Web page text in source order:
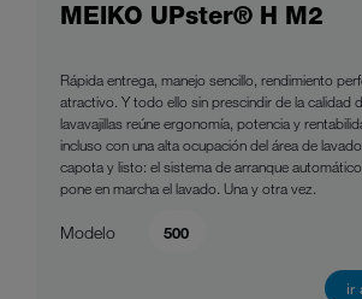
MEIKO UPster® H M2
Rápida entrega, manejo sencillo, rendimiento
atractivo. Y todo ello sin prescindir de la calidad
lavavajillas reúne ergonomía, potencia y
incluso con una alta ocupación del área de
capota y listo: el sistema de arranque
pone en marcha el lavado. Una y otra vez.
Modelo 500
ir